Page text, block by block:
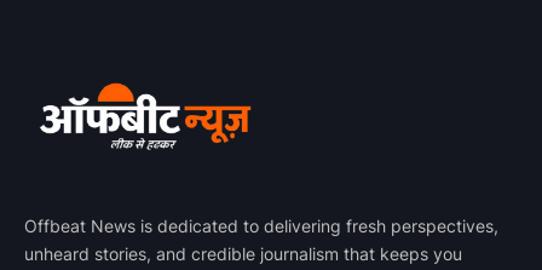
Offbeat News is dedicated to delivering fresh perspectives,
unheard stories, and credible journalism that keeps you